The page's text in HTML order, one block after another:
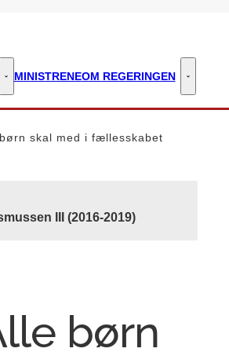
Aktuelt - Flere links
MINISTRENEOM REGERINGEN Om
skal med i fællesskabet
III (2016-2019)
børn